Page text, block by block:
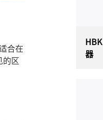
合在
的区
器